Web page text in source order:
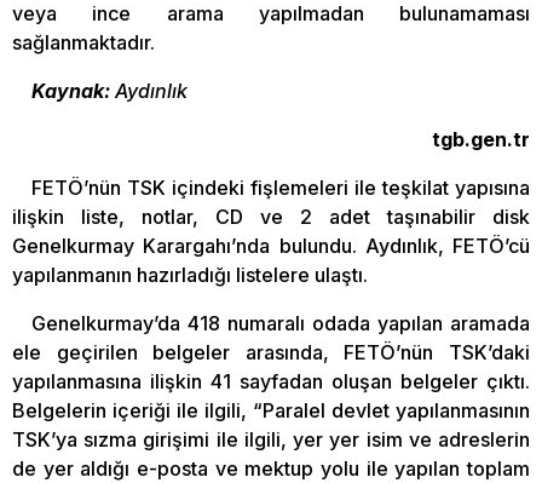
veya ince arama yapılmadan bulunamaması
sağlanmaktadır.
Kaynak:Aydınlık
tgb.gen.tr
FETÖ’nün TSK içindeki fişlemeleri ile teşkilat yapısına
ilişkin liste, notlar, CD ve 2 adet taşınabilir disk
Genelkurmay Karargahı’nda bulundu. Aydınlık, FETÖ’cü
yapılanmanın hazırladığı listelere ulaştı.
Genelkurmay’da 418 numaralı odada yapılan aramada
ele geçirilen belgeler arasında, FETÖ’nün TSK’daki
yapılanmasına ilişkin 41 sayfadan oluşan belgeler çıktı.
Belgelerin içeriği ile ilgili, “Paralel devlet yapılanmasının
TSK’ya sızma girişimi ile ilgili, yer yer isim ve adreslerin
de yer aldığı e-posta ve mektup yolu ile yapılan toplam